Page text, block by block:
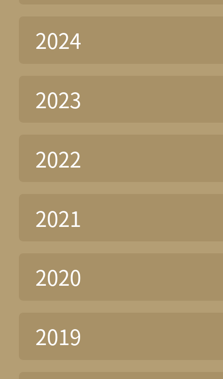
2024
2023
2022
2021
2020
2019